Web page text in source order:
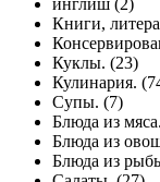
инглиш (2)
Книги,
Куклы. (23)
Кулинария.
Cупы. (7)
Блюда из
Блюда из
Блюда из